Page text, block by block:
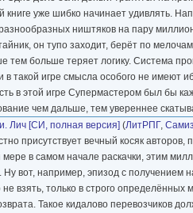
книге уже шибко начинает удивлять.
ништяков на пару
он тупо заходит, берёт по
тем больше теряет логику. Система
в такой игре смысла особого не имеют
в этой игре Супермастером был бы
чем дальше, тем увереннее
Лич [СИ, полная версия] (ЛитРПГ,
присутствует вечный косяк
в самом начале раскачки, этим
Ну вот, например, эпизод с
взять, только в строго
Такое кидалово перевозчиков